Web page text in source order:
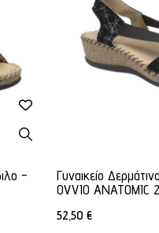
-
Γυναικείο
OVVIO ANATOMIC
52,50 €